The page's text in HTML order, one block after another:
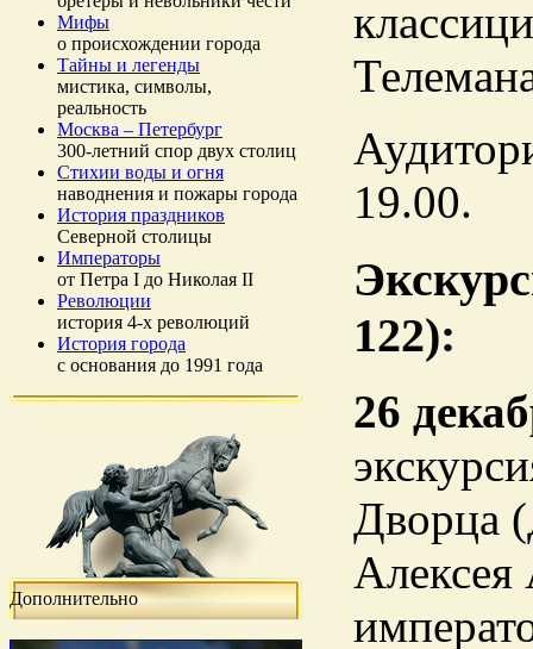
Мифы
о происхождении города
Тайны и легенды
мистика, символы,
реальность
Москва – Петербург
300-летний спор двух столиц
Стихии воды и огня
наводнения и пожары города
История праздников
Северной столицы
Императоры
от Петра I до Николая II
Революции
история 4-х революций
История города
с основания до 1991 года
Дополнительно
19.00.
122):
26
Дворца
Алексея